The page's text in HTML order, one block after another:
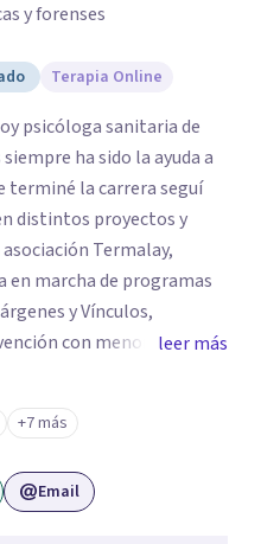
y forenses
Terapia Online
psicóloga sanitaria de
ha sido la ayuda a
terminé la carrera seguí
distintos proyectos y
en marcha de programas
y Vínculos,
con menores; en el
de la Torre,
para detectar las
condenados por violencia
de estar
al terminar mis masters
leer más
+7 más
Email